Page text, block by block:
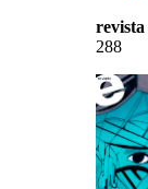
revista
288